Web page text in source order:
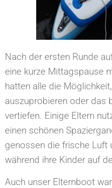
Nach der ersten Runde
eine kurze Mittagspause
hatten alle die
auszuprobieren oder das
vertiefen. Einige Eltern
einen schönen
genossen die frische Luft
während ihre Kinder auf
Auch unser Elternboot